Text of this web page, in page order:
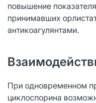
повышение
принимавших
антикоагулянтами.
При одновременном
циклоспорина